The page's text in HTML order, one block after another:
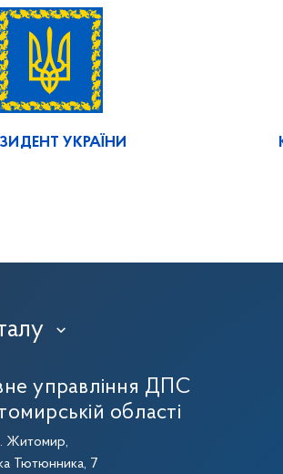
УКРАЇНИ
›
управління ДПС
області
Житомир,
Тютюнника, 7